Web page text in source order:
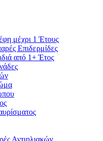
μέχρι 1 Έτους
Επιδερμίδες
από 1+ Έτος